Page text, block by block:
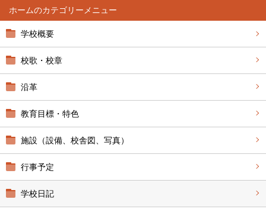
ホーム
学校概要
校歌・校章
沿革
教育目標・特色
施設（設備、校舎図、写真）
行事予定
学校日記